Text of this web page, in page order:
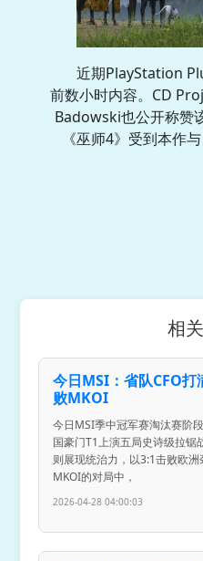
近期PlayStation
前数小时内容。CD
Badowski也公开称赞
《巫师4》受到本作
相
今日MSI：省队CFO
败MKOI
今日MSI季中冠军赛淘汰赛阶
国豪门T1上演五局史诗级拉锯
则展现统治力，以3:1击败欧
MKOI的对局中，
2026-04-28 04:00:03